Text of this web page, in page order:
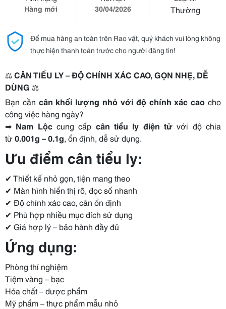
Hàng mới
30/04/2026
Thường
Để mua hàng an toàn trên Rao vặt, quý khách vui lòng không
thực hiện thanh toán trước cho người đăng tin!
⚖️CÂN TIỂU LY – ĐỘ CHÍNH XÁC CAO, GỌN NHẸ, DỄ
DÙNG ⚖️
Bạn cần cân khối lượng nhỏ với độ chính xác cao cho
công việc hàng ngày?
➡ Nam Lộccung cấp cân tiểu ly điện tử với độ chia
từ0.001g – 0.1g, ổn định, dễ sử dụng.
Ưu điểm cân tiểu ly:
✔ Thiết kế nhỏ gọn, tiện mang theo
✔ Màn hình hiển thị rõ, đọc số nhanh
✔ Độ chính xác cao, cân ổn định
✔ Phù hợp nhiều mục đích sử dụng
✔ Giá hợp lý – bảo hành đầy đủ
Ứng dụng:
Phòng thí nghiệm
Tiệm vàng – bạc
Hóa chất – dược phẩm
Mỹ phẩm – thực phẩm mẫu nhỏ